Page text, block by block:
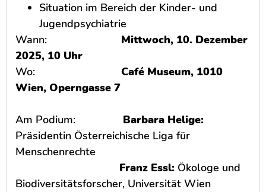
Situation im Bereich der Kinder- und
Jugendpsychiatrie
Wann:
Mittwoch, 10. Dezember
2025, 10 Uhr
Wo:
Café Museum, 1010
Wien, Operngasse 7
Am Podium: Barbara Helige:
Präsidentin Österreichische Liga für
Menschenrechte
Franz Essl: Ökologe und
Biodiversitätsforscher, Universität Wien